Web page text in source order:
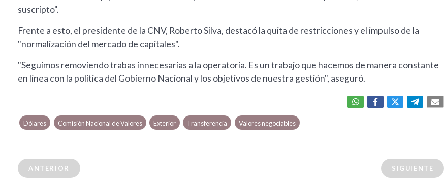
suscripto".
Frente a esto, el presidente de la CNV, Roberto Silva, destacó la quita de restricciones y el impulso de la
"normalización del mercado de capitales".
"Seguimos removiendo trabas innecesarias a la operatoria. Es un trabajo que hacemos de manera constante
en línea con la política del Gobierno Nacional y los objetivos de nuestra gestión", aseguró.
Dólares Comisión Nacional de Valores Exterior Transferencia Valores negociables
ANTERIOR SIGUIENTE